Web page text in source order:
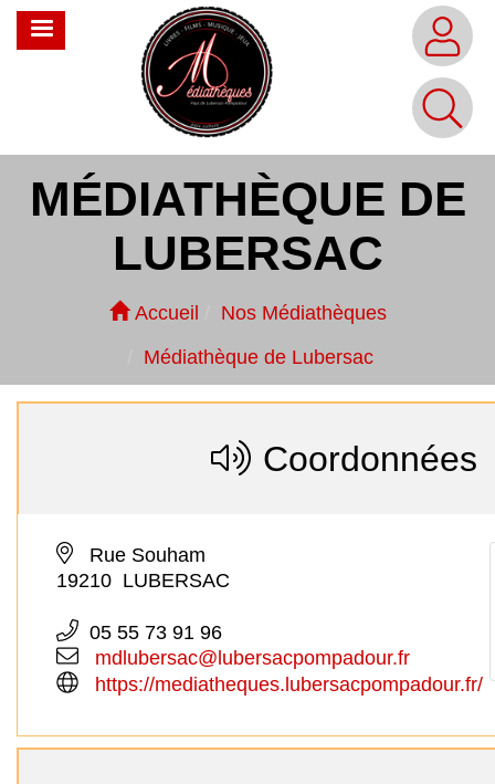
Aller
MÉDIATHÈQUE DE
LUBERSAC
Accueil
Nos Médiathèques
Médiathèque de Lubersac
Coordonnées
Rue Souham
19210 LUBERSAC
05 55 73 91 96
mdlubersac@lubersacpompadour.fr
https://mediatheques.lubersacpompadour.fr/